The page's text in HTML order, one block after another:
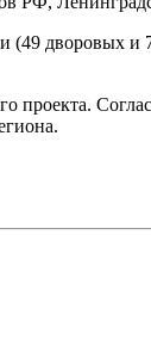
(49 дворовых